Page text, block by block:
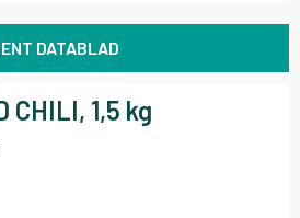
DATABLAD
CHILI, 1,5 kg